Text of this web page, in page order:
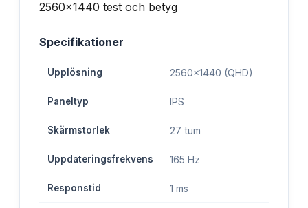
Specifikationer
Upplösning 2560x1440 (QHD)
Paneltyp IPS
Skärmstorlek 27 tum
Uppdateringsfrekvens 165 Hz
Responstid 1 ms